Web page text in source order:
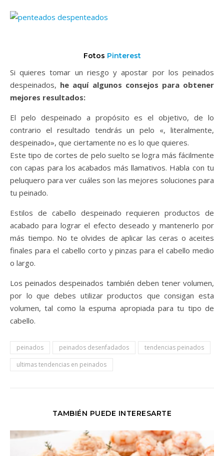
Fotos Pinterest
Si quieres tomar un riesgo y apostar por los peinados
despeinados, he aquí algunos consejos para obtener
mejores resultados:
El pelo despeinado a propósito es el objetivo, de lo
contrario el resultado tendrás un pelo «, literalmente,
despeinado», que ciertamente no es lo que quieres.
Este tipo de cortes de pelo suelto se logra más fácilmente
con capas para los acabados más llamativos. Habla con tu
peluquero para ver cuáles son las mejores soluciones para
tu peinado.
Estilos de cabello despeinado requieren productos de
acabado para lograr el efecto deseado y mantenerlo por
más tiempo. No te olvides de aplicar las ceras o aceites
finales para el cabello corto y pinzas para el cabello medio
o largo.
Los peinados despeinados también deben tener volumen,
por lo que debes utilizar productos que consigan esta
volumen, tal como la espuma apropiada para tu tipo de
cabello.
peinados peinados desenfadados
tendencias peinados
ultimas tendencias en peinados
TAMBIÉN PUEDE INTERESARTE